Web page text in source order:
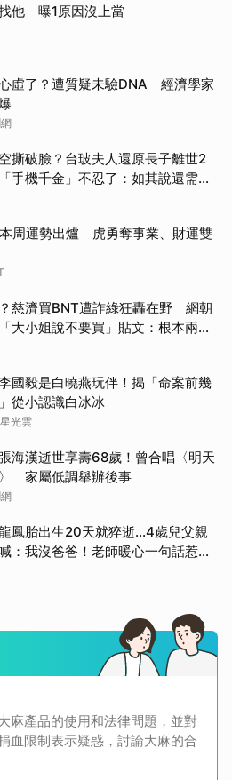
他 曝1原因沒上當
虛了？遭質疑未驗DNA 經濟學家
撕破臉？台玻夫人還原長子離世2
手機千金」不忍了：如其說還需要
周運勢出爐 虎勇奪事業、財運雙
慈濟買BNT遭詐綠狂轟在野 網朝
大小姐說不要買」貼文：根本兩碼
國毅是白曉燕玩伴！揭「命案前幾
從小認識白冰冰
光雲
海漢逝世享壽68歲！曾合唱〈明天
家屬低調舉辦後事
鳳胎出生20天就猝逝...4歲兒父親
：我沒爸爸！老師暖心一句話惹哭
麻產品的使用和法律問題，並對
血限制表示疑惑，討論大麻的合